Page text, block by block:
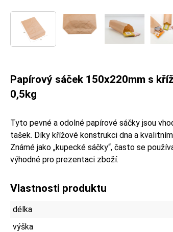
Papírový sáček 150x220mm s
0,5kg
Tyto pevné a odolné papírové sáčky jsou
tašek. Díky křížové konstrukci dna a
Známé jako „kupecké sáčky“, často se
výhodné pro prezentaci zboží.
Vlastnosti produktu
délka
výška